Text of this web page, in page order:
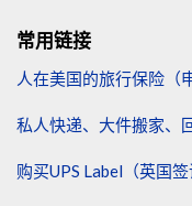
常用链接
人在美国的旅行保险（
私人快递、大件搬家、
购买UPS Label（英国